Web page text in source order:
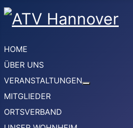
HOME
ÜBER UNS
VERANSTALTUNGEN
MITGLIEDER
ORTSVERBAND